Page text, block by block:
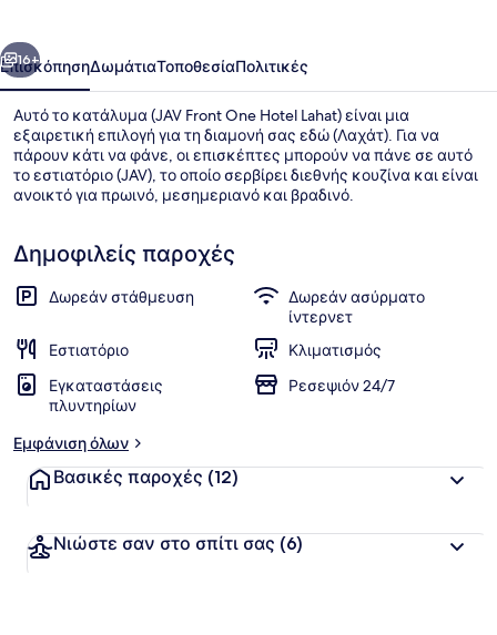
Εσωτερική είσοδος
Επόμενο
16+
ΕπισκόπησηΔωμάτιαΤοποθεσίαΠολιτικές
Αυτό το κατάλυμα (JAV Front One Hotel Lahat) είναι μια
εξαιρετική επιλογή για τη διαμονή σας εδώ (Λαχάτ). Για να
πάρουν κάτι να φάνε, οι επισκέπτες μπορούν να πάνε σε αυτό
το εστιατόριο (JAV), το οποίο σερβίρει διεθνής κουζίνα και είναι
ανοικτό για πρωινό, μεσημεριανό και βραδινό.
Δημοφιλείς παροχές
Δωρεάν στάθμευση
Δωρεάν ασύρματο
ίντερνετ
Εστιατόριο
Κλιματισμός
Εγκαταστάσεις
πλυντηρίων
Ρεσεψιόν 24/7
Εμφάνιση όλων
Βασικές παροχές (12)
Νιώστε σαν στο σπίτι σας (6)